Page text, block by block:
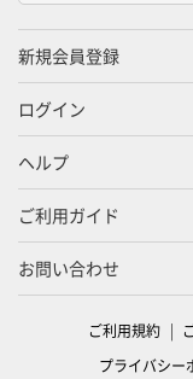
新規会員登録
ログイン
ヘルプ
ご利用ガイド
お問い合わせ
ご利用規約
プライバシー